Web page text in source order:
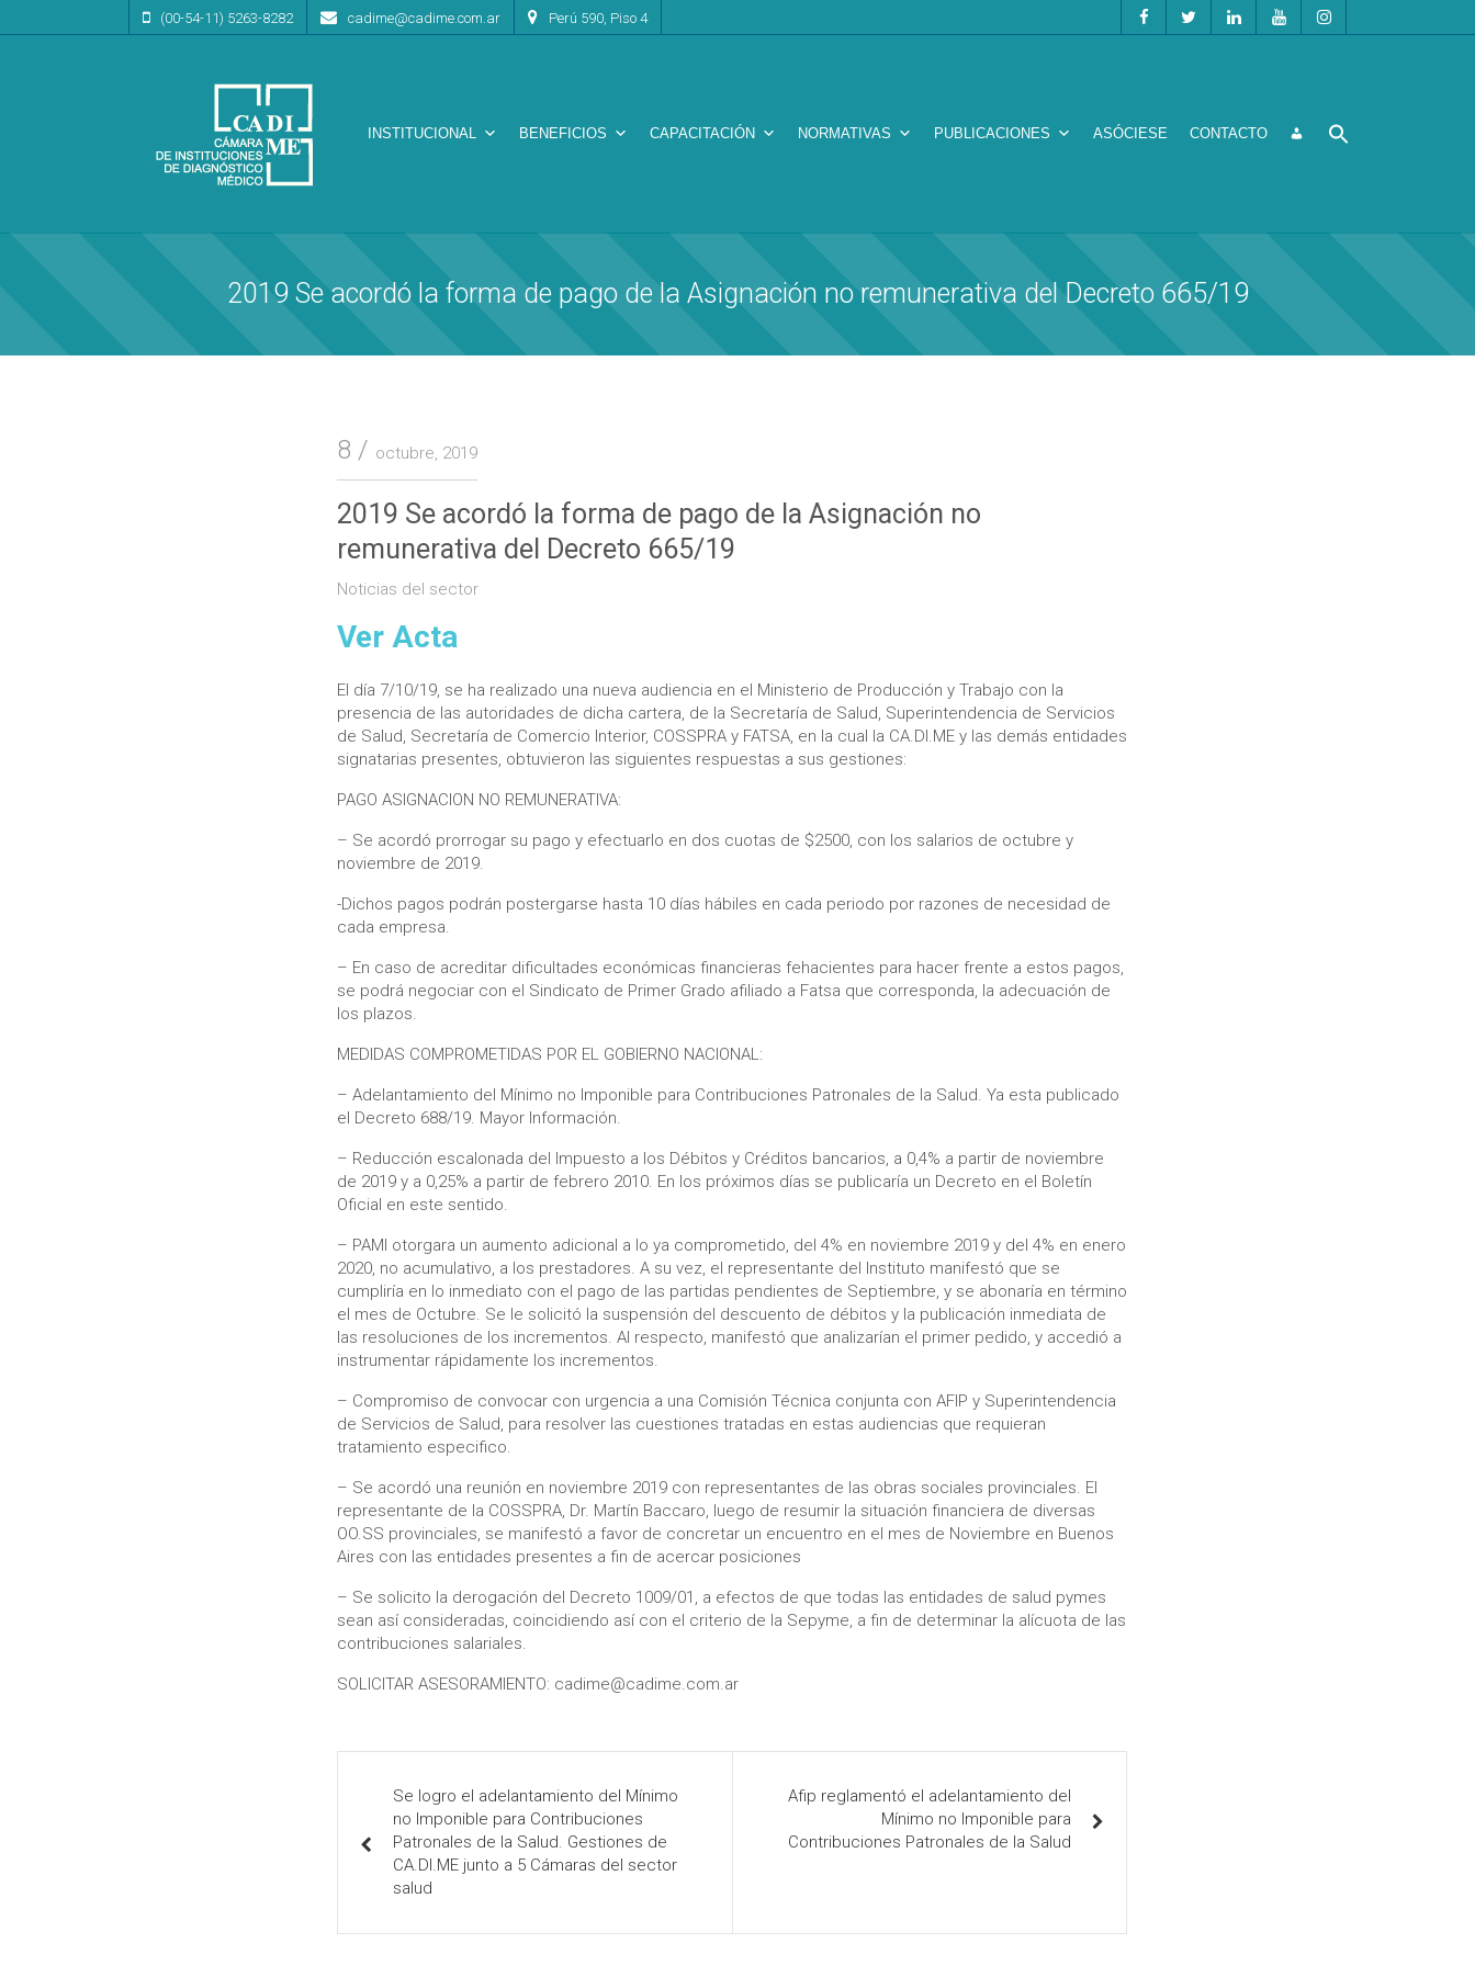
(00-54-11) 5263-8282 cadime@cadime.com.ar Perú 590, Piso 4
CA.DI.ME.
Cámara de Instituciones de Diagnóstico Médico
INSTITUCIONAL BENEFICIOS CAPACITACIÓN NORMATIVAS PUBLICACIONES ASÓCIESE CONTACTO
2019 Se acordó la forma de pago de la Asignación no remunerativa del Decreto 665/19
8 octubre, 2019
2019 Se acordó la forma de pago de la Asignación no
remunerativa del Decreto 665/19
Noticias del sector
Ver Acta
El día 7/10/19, se ha realizado una nueva audiencia en el Ministerio de Producción y Trabajo con la
presencia de las autoridades de dicha cartera, de la Secretaría de Salud, Superintendencia de Servicios
de Salud, Secretaría de Comercio Interior, COSSPRA y FATSA, en la cual la CA.DI.ME y las demás entidades
signatarias presentes, obtuvieron las siguientes respuestas a sus gestiones:
PAGO ASIGNACION NO REMUNERATIVA:
– Se acordó prorrogar su pago y efectuarlo en dos cuotas de $2500, con los salarios de octubre y
noviembre de 2019.
-Dichos pagos podrán postergarse hasta 10 días hábiles en cada periodo por razones de necesidad de
cada empresa.
– En caso de acreditar dificultades económicas financieras fehacientes para hacer frente a estos pagos,
se podrá negociar con el Sindicato de Primer Grado afiliado a Fatsa que corresponda, la adecuación de
los plazos.
MEDIDAS COMPROMETIDAS POR EL GOBIERNO NACIONAL:
– Adelantamiento del Mínimo no Imponible para Contribuciones Patronales de la Salud. Ya esta publicado
el Decreto 688/19. Mayor Información.
– Reducción escalonada del Impuesto a los Débitos y Créditos bancarios, a 0,4% a partir de noviembre
de 2019 y a 0,25% a partir de febrero 2010. En los próximos días se publicaría un Decreto en el Boletín
Oficial en este sentido.
– PAMI otorgara un aumento adicional a lo ya comprometido, del 4% en noviembre 2019 y del 4% en enero
2020, no acumulativo, a los prestadores. A su vez, el representante del Instituto manifestó que se
cumpliría en lo inmediato con el pago de las partidas pendientes de Septiembre, y se abonaría en término
el mes de Octubre. Se le solicitó la suspensión del descuento de débitos y la publicación inmediata de
las resoluciones de los incrementos. Al respecto, manifestó que analizarían el primer pedido, y accedió a
instrumentar rápidamente los incrementos.
– Compromiso de convocar con urgencia a una Comisión Técnica conjunta con AFIP y Superintendencia
de Servicios de Salud, para resolver las cuestiones tratadas en estas audiencias que requieran
tratamiento especifico.
– Se acordó una reunión en noviembre 2019 con representantes de las obras sociales provinciales. El
representante de la COSSPRA, Dr. Martín Baccaro, luego de resumir la situación financiera de diversas
OO.SS provinciales, se manifestó a favor de concretar un encuentro en el mes de Noviembre en Buenos
Aires con las entidades presentes a fin de acercar posiciones
– Se solicito la derogación del Decreto 1009/01, a efectos de que todas las entidades de salud pymes
sean así consideradas, coincidiendo así con el criterio de la Sepyme, a fin de determinar la alícuota de las
contribuciones salariales.
SOLICITAR ASESORAMIENTO: cadime@cadime.com.ar
Se logro el adelantamiento del Mínimo
no Imponible para Contribuciones
Patronales de la Salud. Gestiones de
CA.DI.ME junto a 5 Cámaras del sector
salud
Afip reglamentó el adelantamiento del
Mínimo no Imponible para
Contribuciones Patronales de la Salud